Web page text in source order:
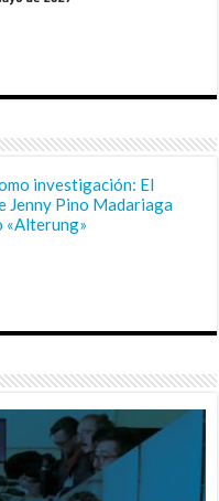
investigación: El
Jenny Pino Madariaga
«Alterung»